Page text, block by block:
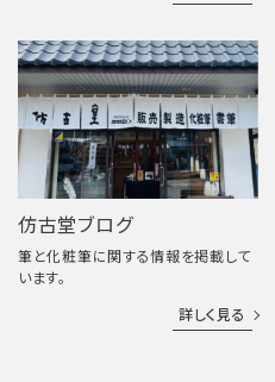
仿古堂ブログ
筆と化粧筆に関する情報を掲載して
います。
詳しく見る